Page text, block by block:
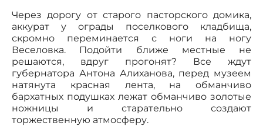
Через дорогу от старого пасторского домика,
аккурат у ограды поселкового кладбища,
скромно переминается с ноги на ногу
Веселовка. Подойти ближе местные не
решаются, вдруг прогонят? Все ждут
губернатора Антона Алиханова, перед музеем
натянута красная лента, на обманчиво
бархатных подушках лежат обманчиво золотые
ножницы и старательно создают
торжественную атмосферу.